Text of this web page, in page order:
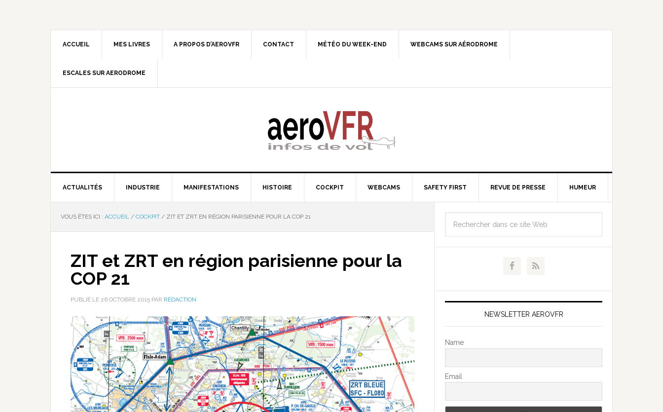
ACCUEIL MES LIVRES A PROPOS D’AEROVFR CONTACT MÉTÉO DU WEEK-END WEBCAMS SUR AÉRODROME
ESCALES SUR AERODROME
ACTUALITÉS INDUSTRIE MANIFESTATIONS HISTOIRE COCKPIT WEBCAMS SAFETY FIRST REVUE DE PRESSE HUMEUR
VOUS ÊTES ICI : ACCUEIL / COCKPIT / ZIT ET ZRT EN RÉGION PARISIENNE POUR LA COP 21
ZIT et ZRT en région parisienne pour la
COP 21
PUBLIÉ LE 26 OCTOBRE 2015 PAR RÉDACTION
NEWSLETTER AEROVFR
Name
Email